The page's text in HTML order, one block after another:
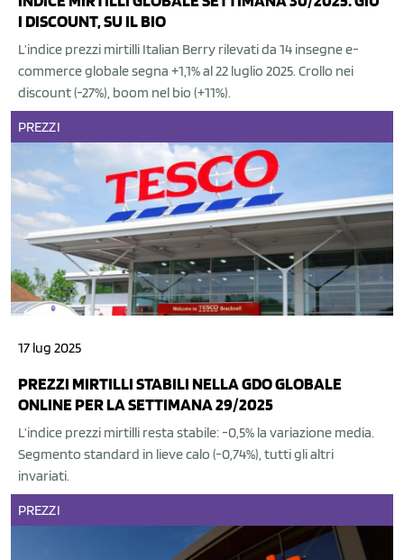
I DISCOUNT, SU IL BIO
L’indice prezzi mirtilli Italian Berry rilevati da 14 insegne e-
commerce globale segna +1,1% al 22 luglio 2025. Crollo nei
discount (-27%), boom nel bio (+11%).
PREZZI
17 lug 2025
PREZZI MIRTILLI STABILI NELLA GDO GLOBALE
ONLINE PER LA SETTIMANA 29/2025
L’indice prezzi mirtilli resta stabile: -0,5% la variazione media.
Segmento standard in lieve calo (-0,74%), tutti gli altri
invariati.
PREZZI